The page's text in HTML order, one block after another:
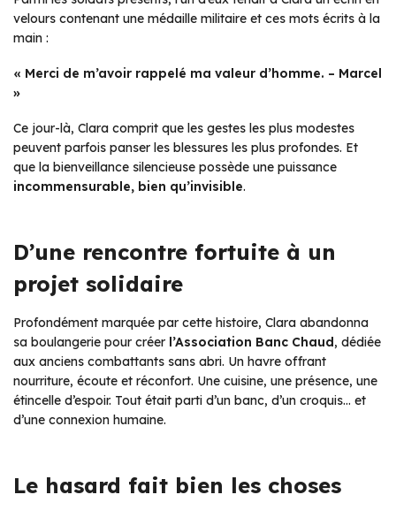
velours contenant une médaille militaire et ces mots écrits à la
main :
« Merci de m’avoir rappelé ma valeur d’homme. – Marcel
»
Ce jour-là, Clara comprit que les gestes les plus modestes
peuvent parfois panser les blessures les plus profondes. Et
que la bienveillance silencieuse possède une puissance
incommensurable, bien qu’invisible.
D’une rencontre fortuite à un
projet solidaire
Profondément marquée par cette histoire, Clara abandonna
sa boulangerie pour créer l’Association Banc Chaud , dédiée
aux anciens combattants sans abri. Un havre offrant
nourriture, écoute et réconfort. Une cuisine, une présence, une
étincelle d’espoir. Tout était parti d’un banc, d’un croquis… et
d’une connexion humaine.
Le hasard fait bien les choses